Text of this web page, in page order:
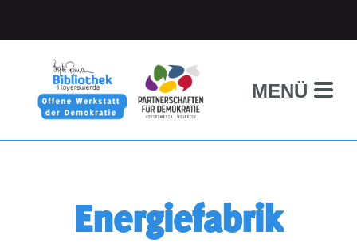
MENÜ
Energiefabrik